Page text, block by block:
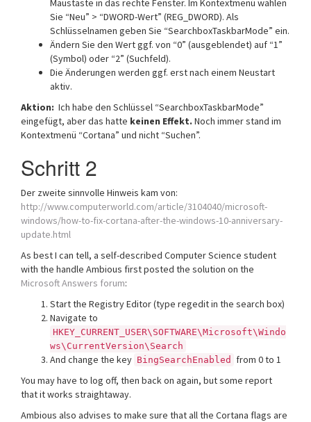
Maustaste in das rechte Fenster. Im Kontextmenü wählen
Sie “Neu” > “DWORD-Wert” (REG_DWORD). Als
Schlüsselnamen geben Sie “SearchboxTaskbarMode” ein.
Ändern Sie den Wert ggf. von “0” (ausgeblendet) auf “1”
(Symbol) oder “2” (Suchfeld).
Die Änderungen werden ggf. erst nach einem Neustart
aktiv.
Aktion: Ich habe den Schlüssel “SearchboxTaskbarMode”
eingefügt, aber das hatte keinen Effekt. Noch immer stand im
Kontextmenü “Cortana” und nicht “Suchen”.
Schritt 2
Der zweite sinnvolle Hinweis kam von:
http://www.computerworld.com/article/3104040/microsoft-
windows/how-to-fix-cortana-after-the-windows-10-anniversary-
update.html
As best I can tell, a self-described Computer Science student
with the handle Ambious first posted the solution on the
Microsoft Answers forum:
Start the Registry Editor (type regedit in the search box)
Navigate to
HKEY_CURRENT_USER\SOFTWARE\Microsoft\Windo
ws\CurrentVersion\Search
And change the key BingSearchEnabled
from 0 to 1
You may have to log off, then back on again, but some report
that it works straightaway.
Ambious also advises to make sure that all the Cortana flags are